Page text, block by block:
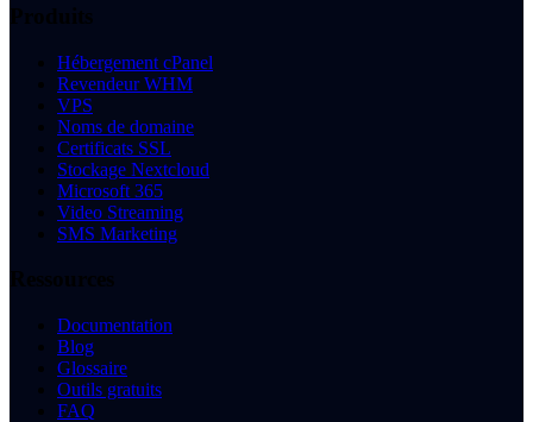
Hébergement cPanel
Revendeur WHM
VPS
Noms de domaine
Certificats SSL
Stockage Nextcloud
Microsoft 365
Video Streaming
SMS Marketing
Documentation
Blog
Glossaire
Outils gratuits
FAQ